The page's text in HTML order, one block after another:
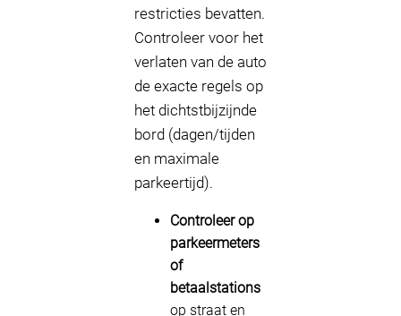
restricties bevatten.
Controleer voor het
verlaten van de auto
de exacte regels op
het dichtstbijzijnde
bord (dagen/tijden
en maximale
parkeertijd).
Controleer op
parkeermeters
of
betaalstations
op straat en